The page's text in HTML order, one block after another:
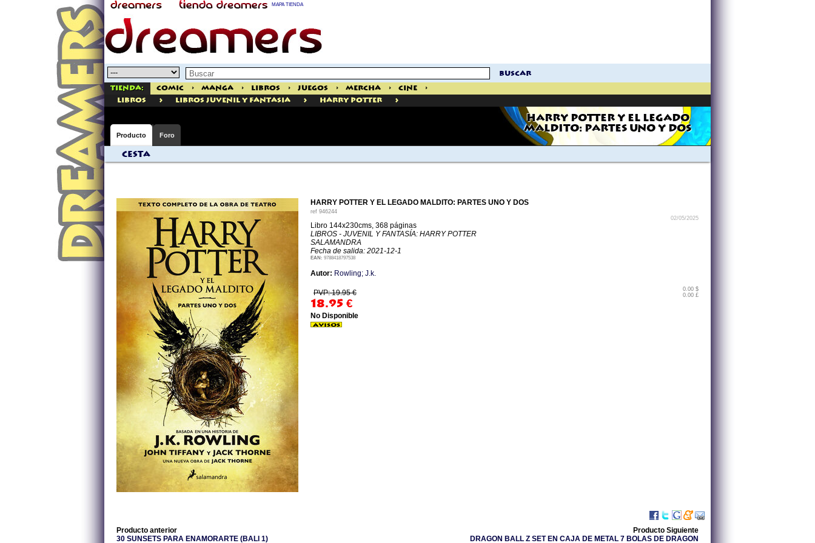
MAPA TIENDA
buscar
Tienda: Comic > Manga > Libros > Juegos > Mercha > Cine
>
libros
> Libros Juvenil Y Fantasia > Harry Potter >
HARRY POTTER Y EL LEGADO
MALDITO: PARTES UNO Y DOS
Producto Foro
Cesta
HARRY POTTER Y EL LEGADO MALDITO: PARTES UNO Y DOS
ref 946244
02/05/2025
Libro 144x230cms, 368 páginas
LIBROS - JUVENIL Y FANTASÍA: HARRY POTTER
SALAMANDRA
Fecha de salida: 2021-12-1
EAN: 9788418797538
Autor: Rowling; J.k.
PVP: 19.95 €
18.95 €
0.00 $
0.00 £
No Disponible
Producto anterior
30 SUNSETS PARA ENAMORARTE (BALI 1)
Producto Siguiente
DRAGON BALL Z SET EN CAJA DE METAL 7 BOLAS DE DRAGON